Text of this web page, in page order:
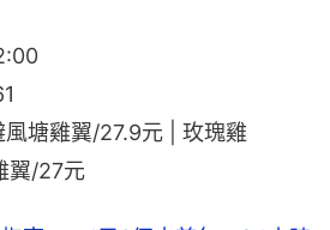
塘雞翼/27.9元 | 玫瑰雞
翼/27元